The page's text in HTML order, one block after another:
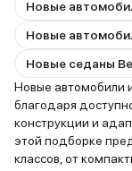
Новые седаны
Новые автомобили
благодаря
конструкции и
этой подборке
классов, от